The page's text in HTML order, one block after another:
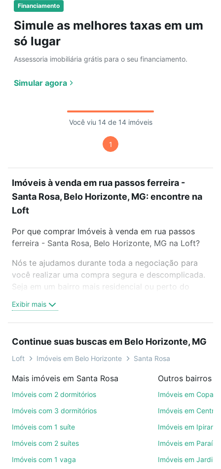
Financiamento
Simule as melhores taxas em um
só lugar
Assessoria imobiliária grátis para o seu financiamento.
Simular agora
Você viu 14 de 14 imóveis
1
Imóveis à venda em rua passos ferreira -
Santa Rosa, Belo Horizonte, MG: encontre na
Loft
Por que comprar Imóveis à venda em rua passos
ferreira - Santa Rosa, Belo Horizonte, MG na Loft?
Nós te ajudamos durante toda a negociação para
você realizar uma compra segura e descomplicada.
Seja em um bairro mais residencial ou perto do
oferta ideal de Imóveis à venda em rua passos
ferreira - Santa Rosa, Belo Horizonte, MG para
ou por videochamada, é grátis, sem compromisso e
você ainda conta com mais de 46 mil corretores e
de imóveis.
ruas, bairros e até condomínios favoritos. Você
também pode usar os filtros como quantidade de
quartos, suítes, com ou sem vaga de garagem para
Exibir mais
Continue suas buscas em Belo Horizonte, MG
Loft Imóveis em Belo Horizonte Santa Rosa
Mais imóveis em Santa Rosa
Imóveis com 2 dormitórios
Imóveis com 3 dormitórios
Imóveis com 1 suíte
Imóveis com 2 suítes
Imóveis com 1 vaga
Imóveis em
Imóveis em Centro
Imóveis em
Imóveis em Paraíso
Imóveis em Jardim